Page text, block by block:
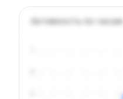
Активность по часам